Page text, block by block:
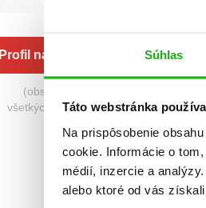
Súhlas
Táto webstránka
Na prispôsobenie
cookie. Informácie o
médií, inzercie a
alebo ktoré od vás
Profil na Albatros Media
(obsahuje knihy zo
všetkých nakladateľstiev)